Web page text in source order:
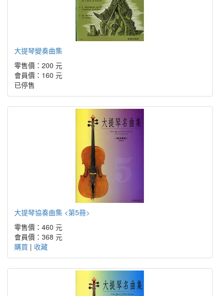
大提琴變奏曲集
零售價：200 元
會員價：160 元
已停售
大提琴協奏曲集 <第5冊>
零售價：460 元
會員價：368 元
購買 | 收藏